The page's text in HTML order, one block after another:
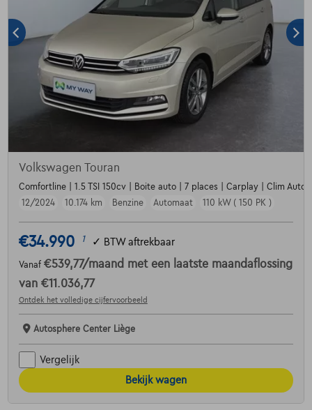
Volkswagen Touran
Comfortline | 1.5 TSI 150cv | Boite auto | 7 places | Carplay | Clim Auto |
12/2024
10.174 km Benzine Automaat 110 kW ( 150 PK )
€34.990 1 ✓ BTW aftrekbaar
Vanaf €539,77/maand met een laatste maandaflossing
van €11.036,77
Ontdek het volledige cijfervoorbeeld
Autosphere Center Liège
Vergelijk
Bekijk wagen